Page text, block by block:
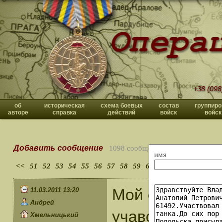
+38
об
авторе
историческая
справка
схема боевых
действий
состав
войск
войск
имя
Добавить сообщение 1098 сообщений
<< 51 52 53 54 55 56 57 58 59 60
11.03.2011 13:20
Андрей
Хмельницький
Мой отец
учавствовал